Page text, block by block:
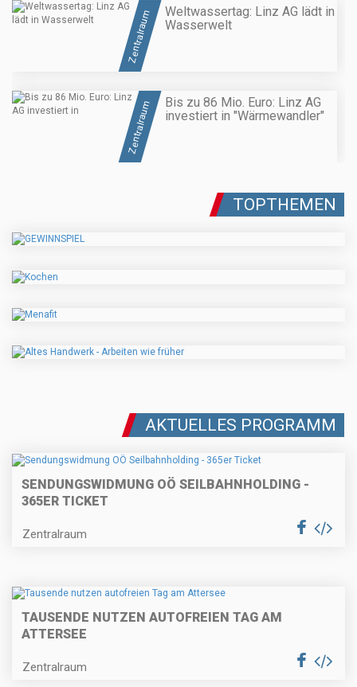
Zentralraum
Weltwassertag: Linz AG lädt in
Wasserwelt
Zentralraum
Bis zu 86 Mio. Euro: Linz AG
investiert in "Wärmewandler"
TOPTHEMEN
AKTUELLES PROGRAMM
SENDUNGSWIDMUNG OÖ SEILBAHNHOLDING -
365ER TICKET
Zentralraum
TAUSENDE NUTZEN AUTOFREIEN TAG AM
ATTERSEE
Zentralraum